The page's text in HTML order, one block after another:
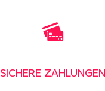
SICHERE ZAHLUNGEN